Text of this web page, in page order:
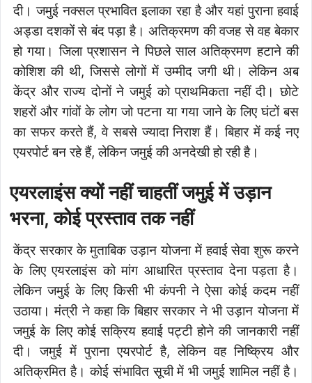
दी। जमुई नक्सल प्रभावित इलाका रहा है और यहां पुराना हवाई
अड्डा दशकों से बंद पड़ा है। अतिक्रमण की वजह से वह बेकार
हो गया। जिला प्रशासन ने पिछले साल अतिक्रमण हटाने की
कोशिश की थी, जिससे लोगों में उम्मीद जगी थी। लेकिन अब
केंद्र और राज्य दोनों ने जमुई को प्राथमिकता नहीं दी। छोटे
शहरों और गांवों के लोग जो पटना या गया जाने के लिए घंटों बस
का सफर करते हैं, वे सबसे ज्यादा निराश हैं। बिहार में कई नए
एयरपोर्ट बन रहे हैं, लेकिन जमुई की अनदेखी हो रही है।
एयरलाइंस क्यों नहीं चाहतीं जमुई में उड़ान
भरना, कोई प्रस्ताव तक नहीं
केंद्र सरकार के मुताबिक उड़ान योजना में हवाई सेवा शुरू करने
के लिए एयरलाइंस को मांग आधारित प्रस्ताव देना पड़ता है।
लेकिन जमुई के लिए किसी भी कंपनी ने ऐसा कोई कदम नहीं
उठाया। मंत्री ने कहा कि बिहार सरकार ने भी उड़ान योजना में
जमुई के लिए कोई सक्रिय हवाई पट्टी होने की जानकारी नहीं
दी। जमुई में पुराना एयरपोर्ट है, लेकिन वह निष्क्रिय और
अतिक्रमित है। कोई संभावित सूची में भी जमुई शामिल नहीं है।